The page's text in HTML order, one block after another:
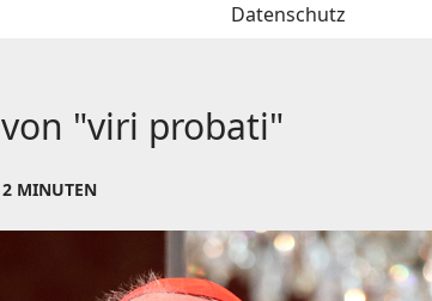
Datenschutz
"viri probati"
2 MINUTEN